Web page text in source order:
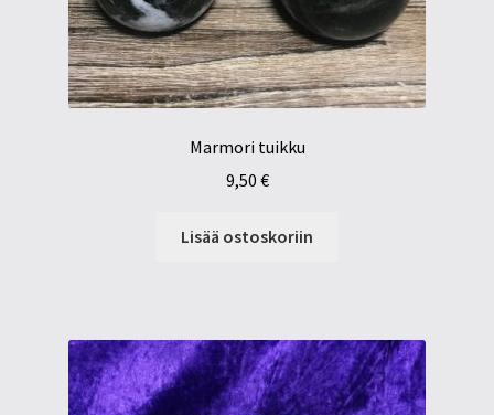
Marmori tuikku
9,50 €
Lisää ostoskoriin